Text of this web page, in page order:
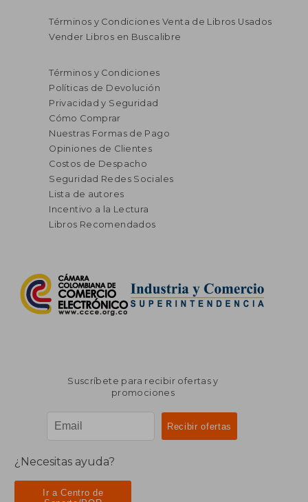
Términos y Condiciones Venta de Libros Usados
Vender Libros en Buscalibre
Términos y Condiciones
Políticas de Devolución
Privacidad y Seguridad
Cómo Comprar
Nuestras Formas de Pago
Opiniones de Clientes
Costos de Despacho
Seguridad Redes Sociales
Lista de autores
Incentivo a la Lectura
Libros Recomendados
Suscríbete para recibir ofertas y
promociones
¿Necesitas ayuda?
Ir a Centro de